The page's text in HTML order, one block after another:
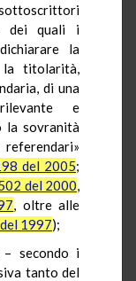
dei quali i
la
titolarità,
di una
e
la sovranità
del 2005;
del 2000,
, oltre alle
1997);
– secondo i
tanto del